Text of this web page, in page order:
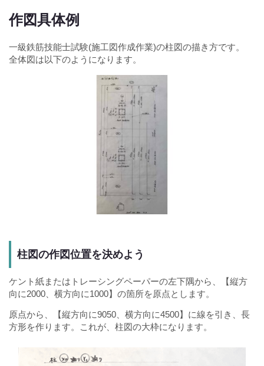
作図具体例
一級鉄筋技能士試験(施工図作成作業)の柱図の描き方です。
全体図は以下のようになります。
柱図の作図位置を決めよう
ケント紙またはトレーシングペーパーの左下隅から、【縦方
向に2000、横方向に1000】の箇所を原点とします。
原点から、【縦方向に9050、横方向に4500】に線を引き、長
方形を作ります。これが、柱図の大枠になります。